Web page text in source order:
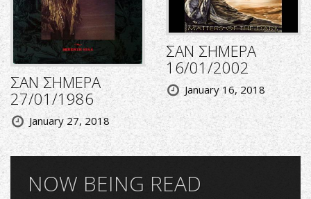
ΣΑΝ ΣΗΜΕΡΑ
27/01/1986
January 27, 2018
ΣΑΝ ΣΗΜΕΡΑ
16/01/2002
January 16, 2018
NOW BEING READ